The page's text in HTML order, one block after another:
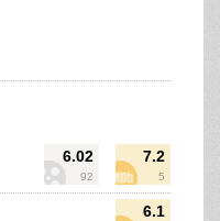
6.02
92
7.2
5
6.1